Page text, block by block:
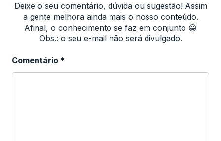
Deixe o seu comentário, dúvida ou sugestão! Assim
a gente melhora ainda mais o nosso conteúdo.
Afinal, o conhecimento se faz em conjunto 😀
Obs.: o seu e-mail não será divulgado.
Comentário *